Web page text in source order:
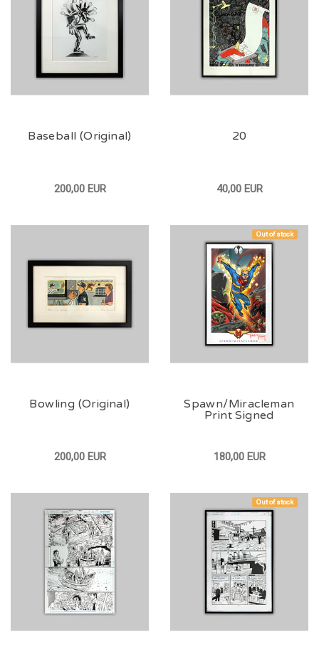
Baseball (Original)
200,00 EUR
20
40,00 EUR
Bowling (Original)
200,00 EUR
Out of stock
Spawn/Miracleman
Print Signed
180,00 EUR
Out of stock